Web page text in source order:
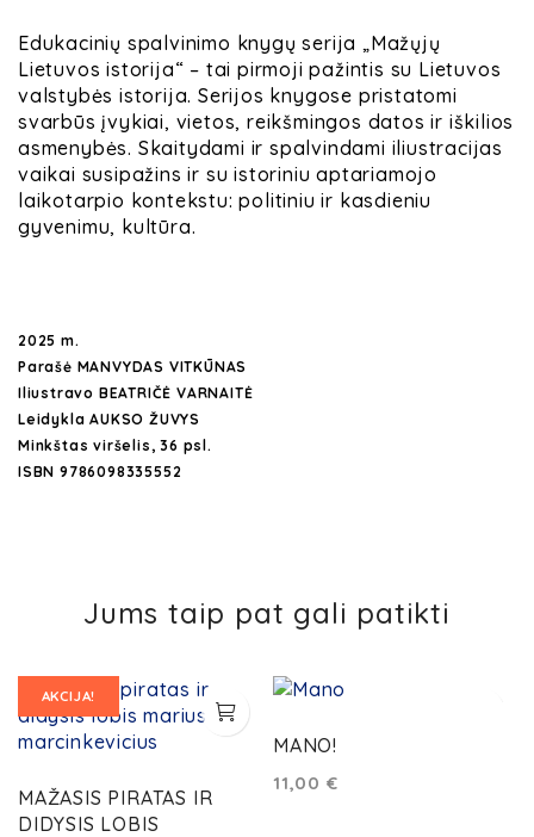
Edukacinių spalvinimo knygų serija „Mažųjų
Lietuvos istorija“ – tai pirmoji pažintis su Lietuvos
valstybės istorija. Serijos knygose pristatomi
svarbūs įvykiai, vietos, reikšmingos datos ir iškilios
asmenybės. Skaitydami ir spalvindami iliustracijas
vaikai susipažins ir su istoriniu aptariamojo
laikotarpio kontekstu: politiniu ir kasdieniu
gyvenimu, kultūra.
2025 m.
Parašė MANVYDAS VITKŪNAS
Iliustravo BEATRIČĖ VARNAITĖ
Leidykla AUKSO ŽUVYS
Minkštas viršelis, 36 psl.
ISBN 9786098335552
Jums taip pat gali patikti
AKCIJA!
MAŽASIS PIRATAS IR
DIDYSIS LOBIS
MANO!
11,00 €